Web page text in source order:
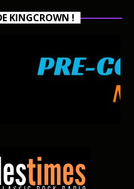
KINGCROWN !